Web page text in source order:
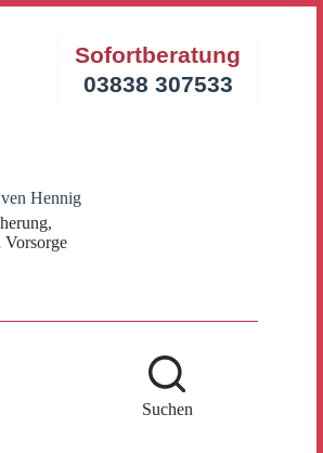
Hennig
Sofortberatung
03838 307533
Suchen